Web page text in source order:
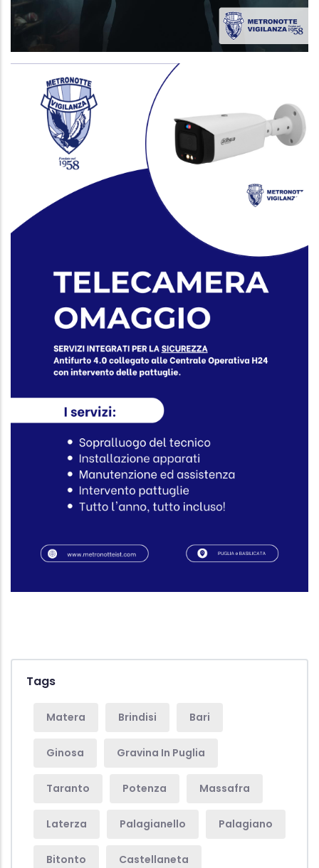
Tags
Matera Brindisi Bari
Ginosa Gravina In Puglia
Taranto Potenza Massafra
Laterza Palagianello Palagiano
Bitonto Castellaneta